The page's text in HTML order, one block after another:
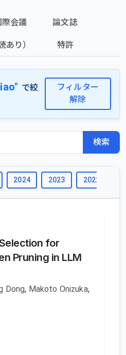
際会議 論文誌
あり） 特許
で絞
フィルター
解除
検索
2024 2023 2022
for
Pruning in LLM
Dong, Makoto Onizuka,